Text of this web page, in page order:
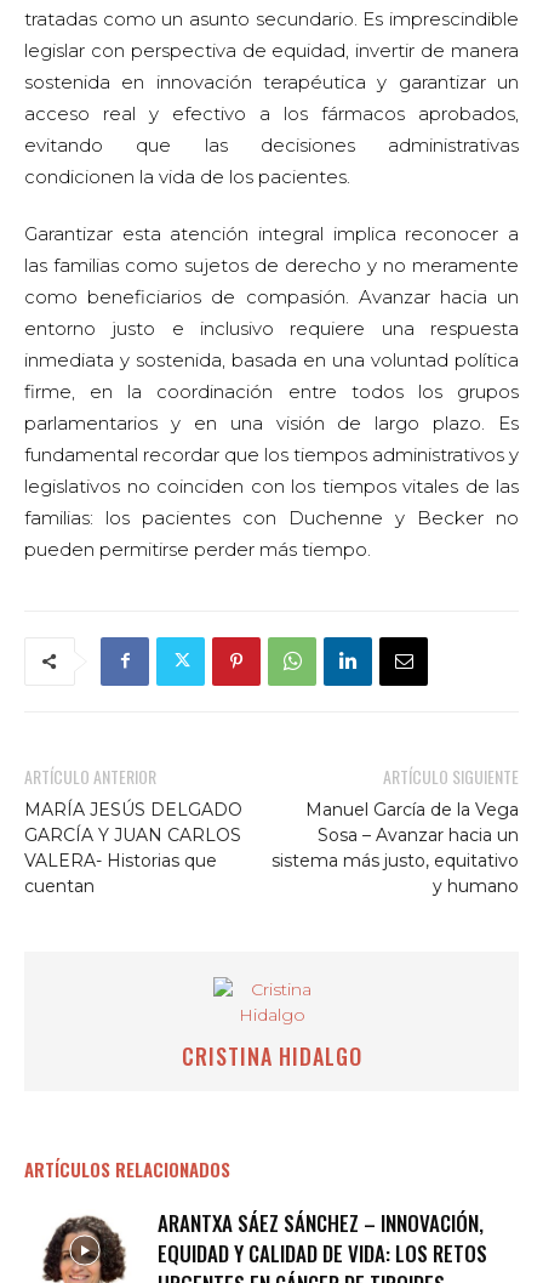
tratadas como un asunto secundario. Es imprescindible
legislar con perspectiva de equidad, invertir de manera
sostenida en innovación terapéutica y garantizar un
acceso real y efectivo a los fármacos aprobados,
evitando que las decisiones administrativas
condicionen la vida de los pacientes.
Garantizar esta atención integral implica reconocer a
las familias como sujetos de derecho y no meramente
como beneficiarios de compasión. Avanzar hacia un
entorno justo e inclusivo requiere una respuesta
inmediata y sostenida, basada en una voluntad política
firme, en la coordinación entre todos los grupos
parlamentarios y en una visión de largo plazo. Es
fundamental recordar que los tiempos administrativos y
legislativos no coinciden con los tiempos vitales de las
familias: los pacientes con Duchenne y Becker no
pueden permitirse perder más tiempo.
ARTÍCULO ANTERIOR
MARÍA JESÚS DELGADO
GARCÍA Y JUAN CARLOS
VALERA- Historias que
cuentan
ARTÍCULO SIGUIENTE
Manuel García de la Vega
Sosa – Avanzar hacia un
sistema más justo, equitativo
y humano
CRISTINA HIDALGO
ARTÍCULOS RELACIONADOS
ARANTXA SÁEZ SÁNCHEZ – INNOVACIÓN,
EQUIDAD Y CALIDAD DE VIDA: LOS RETOS